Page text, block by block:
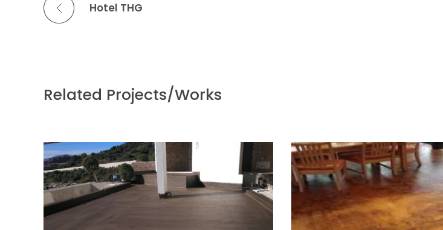
Hotel THG
Related Projects/Works